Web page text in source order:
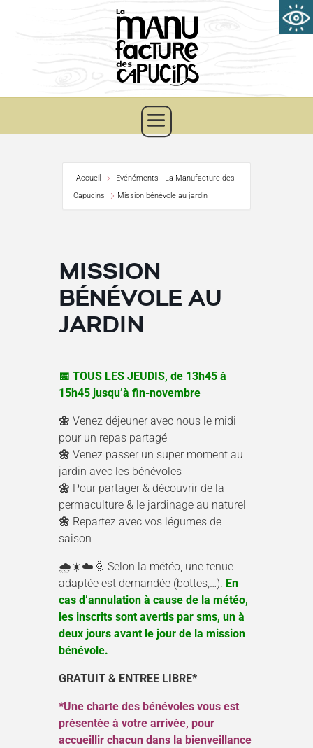
Accueil
Evénéments - La Manufacture des
Capucins
Mission bénévole au jardin
MISSION
BÉNÉVOLE AU
JARDIN
📅 TOUS LES JEUDIS, de 13h45 à
15h45 jusqu’à fin-novembre
🌼 Venez déjeuner avec nous le midi
pour un repas partagé
🌼 Venez passer un super moment au
jardin avec les bénévoles
🌼 Pour partager & découvrir de la
permaculture & le jardinage au naturel
🌼 Repartez avec vos légumes de
saison
🌧️☀️☁️🌞 Selon la météo, une tenue
adaptée est demandée (bottes,…). En
cas d’annulation à cause de la météo,
les inscrits sont avertis par sms, un à
deux jours avant le jour de la mission
bénévole.
GRATUIT & ENTREE LIBRE*
*Une charte des bénévoles vous est
présentée à votre arrivée, pour
accueillir chacun dans la bienveillance